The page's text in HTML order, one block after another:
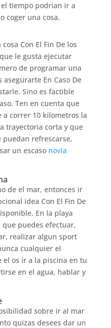
tiempo podri­an ir a
coger una cosa.
Con El Fin De los
le gusta ejecutar
de programar una
En Caso De
Sino es factible
Ten en cuenta que
correr 10 kilometros la
trayectoria corta y que
refrescarse,
un escaso novia
de el mar, entonces ir
idea Con El Fin De
En la playa
puedes efectuar,
realizar algun sport
cualquier el
os ir a la piscina en tu
en el agua, hablar y
sobre ir al mar
quizas desees dar un